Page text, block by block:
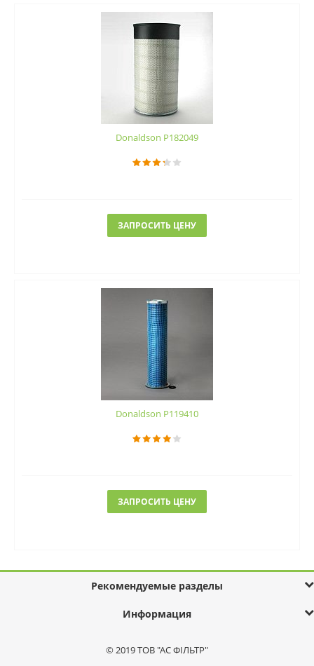
Donaldson P182049
ЗАПРОСИТЬ ЦЕНУ
Donaldson P119410
ЗАПРОСИТЬ ЦЕНУ
Рекомендуемые разделы
Информация
© 2019 ТОВ "АС ФІЛЬТР"